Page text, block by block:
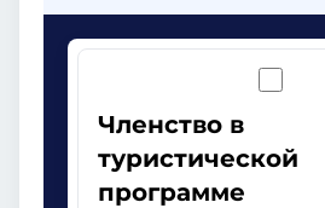
Членство в
туристической
программе